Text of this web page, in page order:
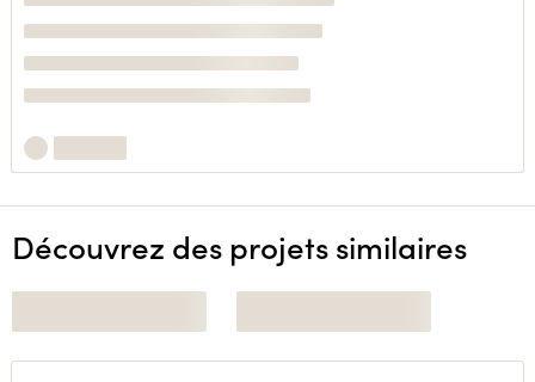
Découvrez des projets similaires